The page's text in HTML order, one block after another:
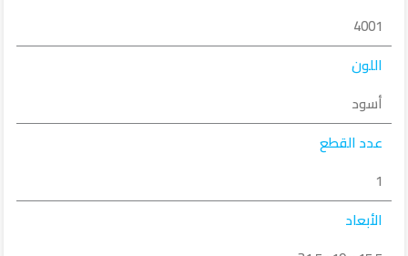
4001
اللون
أسود
عدد القطع
1
الأبعاد